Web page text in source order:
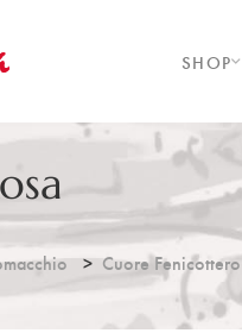
SHOP
Cuore Fenicottero